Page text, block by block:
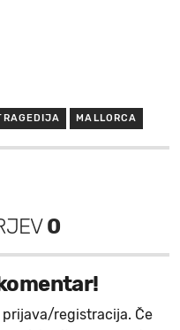
MALLORCA
0
registracija. Če